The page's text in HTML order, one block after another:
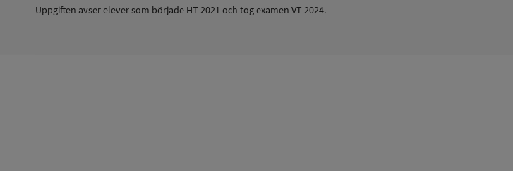
Uppgiften avser elever som började HT 2021 och tog examen VT 2024.